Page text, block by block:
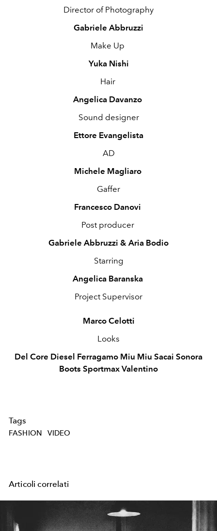
Director of Photography
Gabriele Abbruzzi
Make Up
Yuka Nishi
Hair
Angelica Davanzo
Sound designer
Ettore Evangelista
AD
Michele Magliaro
Gaffer
Francesco Danovi
Post producer
Gabriele Abbruzzi & Aria Bodio
Starring
Angelica Baranska
Project Supervisor
Marco Celotti
Looks
Del Core Diesel Ferragamo Miu Miu Sacai Sonora
Boots Sportmax Valentino
Tags
FASHION VIDEO
Articoli correlati